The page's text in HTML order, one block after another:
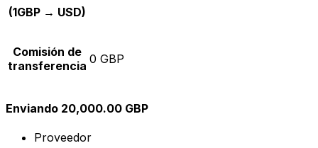
(1GBP → USD)
Comisión de
transferencia 0 GBP
Enviando 20,000.00 GBP
Proveedor